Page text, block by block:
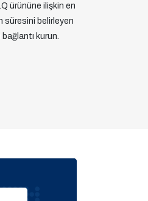
ürününe ilişkin en
süresini belirleyen
kurun.